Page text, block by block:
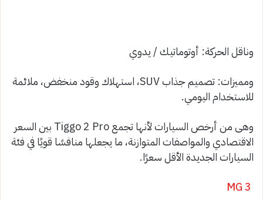
وناقل الحركة: أوتوماتيك / يدوي
ومميزات: تصميم جذاب SUV، استهلاك وقود منخفض، ملائمة
للاستخدام اليومي.
وهى من أرخص السيارات لأنها تجمع Tiggo 2 Pro بين السعر
الاقتصادي والمواصفات المتوازنة، ما يجعلها منافسًا قويًا في فئة
السيارات الجديدة الأقل سعرًا.